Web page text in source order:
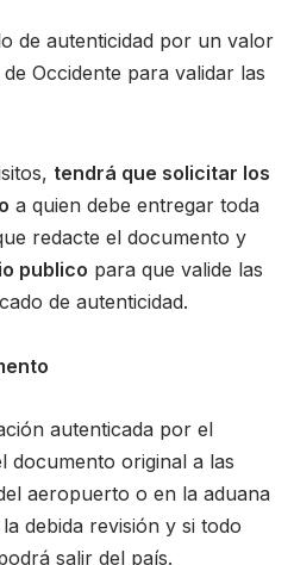
de autenticidad por un valor
Occidente para validar las
tendrá que solicitar los
a quien debe entregar toda
redacte el documento y
publico para que valide las
de autenticidad.
autenticada por el
documento original a las
aeropuerto o en la aduana
debida revisión y si todo
salir del país.